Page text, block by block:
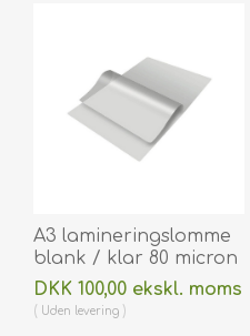
A3 lamineringslomme
blank / klar 80 micron
/ my 303 x 426 mm til
varmlaminering 100
DKK 100,00 ekskl. moms
Uden levering